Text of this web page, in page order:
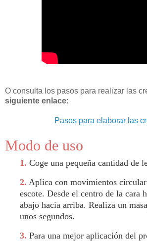
O consulta los pasos para realizar las
siguiente enlace:
Pasos para elaborar las
Modo de uso
1. Coge una pequeña cantidad de
2. Aplica con movimientos
escote. Desde el centro de la cara
abajo hacia arriba. Realiza un
unos segundos.
3. Para una mejor aplicación del